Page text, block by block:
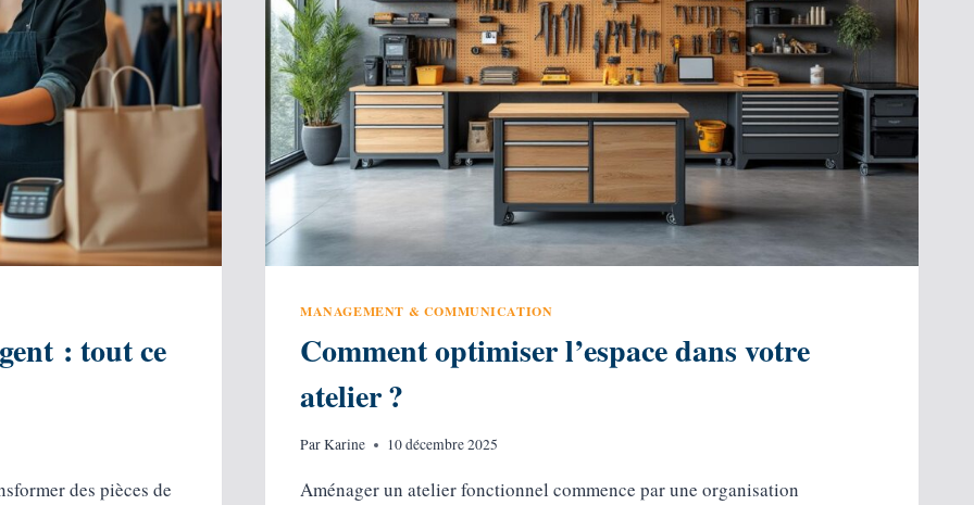
: tout ce
des pièces de
MANAGEMENT & COMMUNICATION
Comment optimiser l’espace dans votre
atelier ?
ParKarine 10 décembre 2025
Aménager un atelier fonctionnel commence par une organisation